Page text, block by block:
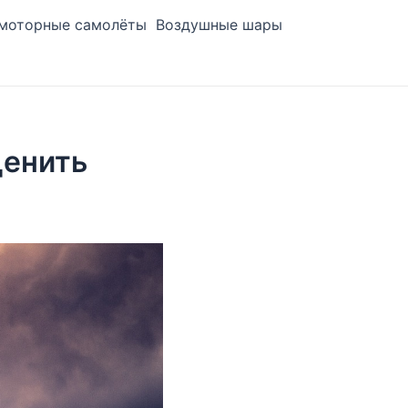
самолёты Воздушные шары